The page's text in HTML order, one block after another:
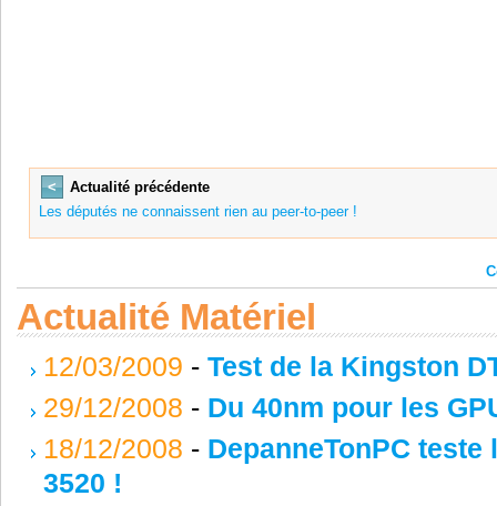
<
Actualité précédente
Les députés ne connaissent rien au peer-to-peer !
Actualité Matériel
12/03/2009 - Test de la Kingston
29/12/2008 - Du 40nm pour les
18/12/2008 - DepanneTonPC
3520 !